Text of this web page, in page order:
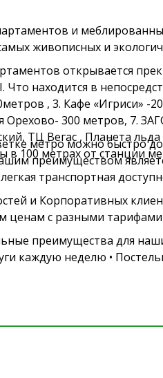
и
живописных и
открывается
Что находится в
, 3. Кафе «Игриси» -
Орехово- 300 метров, 7.
ТЦ Вегас , Планета
в 100 метрах от станции
метро можно быстро
преимуществом
транспортная
и Корпоративных
ценам с разными тарифами
преимущества для
каждую неделю •